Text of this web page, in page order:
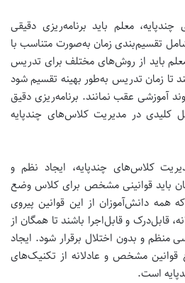
معلم باید برنامه‌ریزی دقیقی
تقسیم‌بندی زمان به‌صورت متناسب با
باید از روش‌های مختلف برای تدریس
تا زمان تدریس به‌طور بهینه تقسیم شود
آموزشی عقب نمانند. برنامه‌ریزی دقیق
کلیدی در مدیریت کلاس‌های چندپایه
کلاس‌های چندپایه، ایجاد نظم و
باید قوانینی مشخص برای کلاس وضع
همه دانش‌آموزان از این قوانین پیروی
قابل‌درک و قابل‌اجرا باشند تا همگان از
منظم و بدون اختلال برقرار شود. ایجاد
مشخص و عادلانه از تکنیک‌های
است.